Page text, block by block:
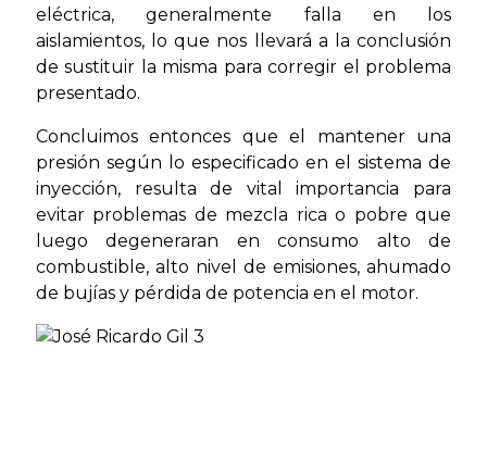
eléctrica, generalmente falla en los
aislamientos, lo que nos llevará a la conclusión
de sustituir la misma para corregir el problema
presentado.
Concluimos entonces que el mantener una
presión según lo especificado en el sistema de
inyección, resulta de vital importancia para
evitar problemas de mezcla rica o pobre que
luego degeneraran en consumo alto de
combustible, alto nivel de emisiones, ahumado
de bujías y pérdida de potencia en el motor.